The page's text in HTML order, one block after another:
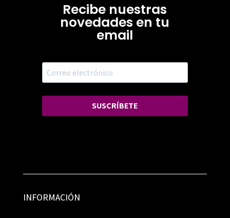
Recibe nuestras
novedades en tu
email
SUSCRÍBETE
INFORMACIÓN